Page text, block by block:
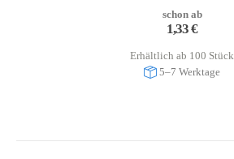
schon ab
1,33€
Erhältlich ab 100 Stück
5–7 Werktage